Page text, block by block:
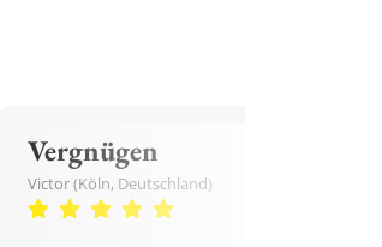
Vergnügen
Victor (Köln, Deutschland)